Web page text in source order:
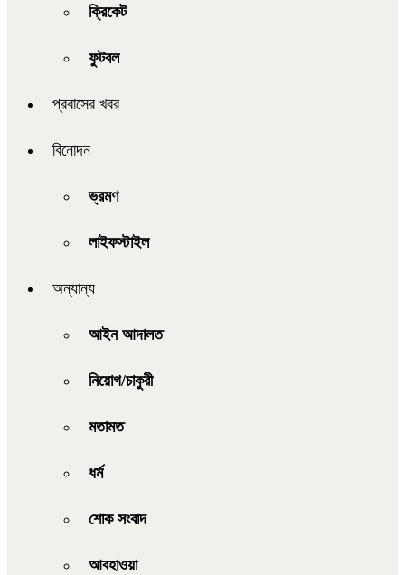
ক্রিকেট
ফুটবল
প্রবাসের খবর
বিনোদন
ভ্রমণ
লাইফস্টাইল
অন্যান্য
আইন আদালত
নিয়োগ/চাকুরী
মতামত
ধর্ম
শোক সংবাদ
আবহাওয়া